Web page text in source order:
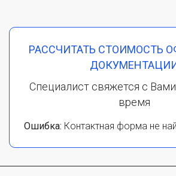
РАССЧИТАТЬ СТОИМОСТЬ
Специалист свяжется с
время
Ошибка: Контактная форма не